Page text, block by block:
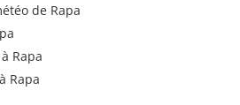
de Rapa
Rapa
Rapa